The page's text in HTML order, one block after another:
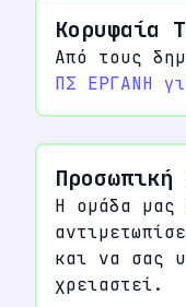
Κορυφαία
Από τους
ΠΣ ΕΡΓΑΝΗ
Προσωπική
Η ομάδα μας
και να σας
χρειαστεί.